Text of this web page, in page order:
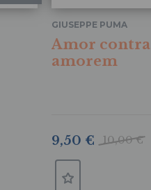
Amor contra
amorem
GIUSEPPE PUMA
10,00 €
9,50 €